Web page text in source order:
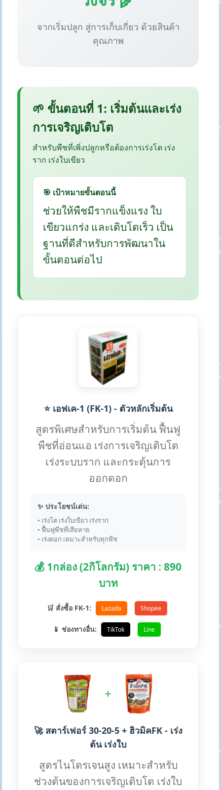
จากเริ่มปลูก สู่การเก็บเกี่ยว ด้วยสินค้า
คุณภาพ
🌱 ขั้นตอนที่ 1: เริ่มต้นและเร่ง
การเจริญเติบโต
สำหรับพืชที่เพิ่งปลูกหรือต้องการเร่งโต เร่ง
ราก เร่งใบเขียว
🎯 เป้าหมายขั้นตอนนี้
ช่วยให้พืชมีรากแข็งแรง ใบ
เขียวแกร่ง และเติบโตเร็ว เป็น
ฐานที่ดีสำหรับการพัฒนาใน
ขั้นตอนต่อไป
⭐ เอฟเค-1 (FK-1) - ตัวหลักเริ่มต้น
สูตรพิเศษสำหรับการเริ่มต้น ฟื้นฟู
พืชที่อ่อนแอ เร่งการเจริญเติบโต
เร่งระบบราก และกระตุ้นการ
ออกดอก
✨ ประโยชน์เด่น:
• เร่งโต เร่งใบเขียว เร่งราก
• ฟื้นฟูพืชที่เสียหาย
• เร่งดอก เหมาะสำหรับทุกพืช
💰 1กล่อง (2กิโลกรัม) ราคา : 890
บาท
🛒 สั่งซื้อ FK-1: Lazada Shopee
📱 ช่องทางอื่น: TikTok Line
+
🚀 สตาร์เฟอร์ 30-20-5 + ฮิวมิคFK - เร่ง
ต้น เร่งใบ
สูตรไนโตรเจนสูง เหมาะสำหรับ
ช่วงต้นของการเจริญเติบโต เร่งใบ